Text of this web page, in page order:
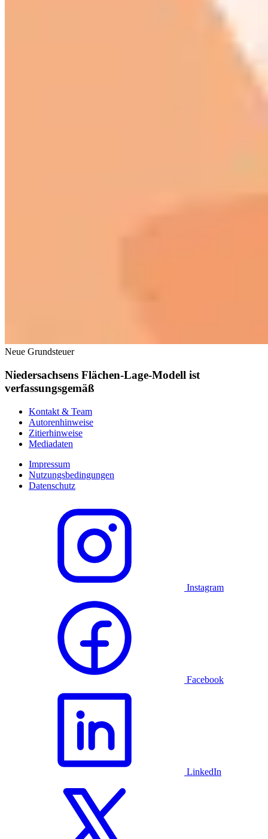
Neue Grundsteuer
Niedersachsens Flächen-Lage-Modell ist
verfassungsgemäß
Kontakt & Team
Autorenhinweise
Zitierhinweise
Mediadaten
Impressum
Nutzungsbedingungen
Datenschutz
Instagram
Facebook
LinkedIn